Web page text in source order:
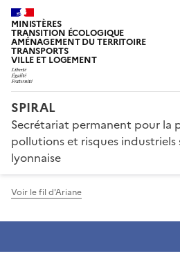
MINISTÈRES
TRANSITION ÉCOLOGIQUE
AMÉNAGEMENT DU TERRITOIRE
TRANSPORTS
VILLE ET LOGEMENT
SPIRAL
Secrétariat permanent pour la
pollutions et risques industriels
lyonnaise
Voir le fil d'Ariane